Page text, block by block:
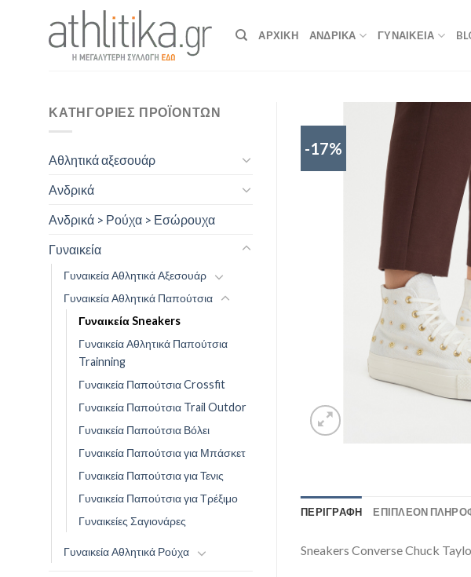
ΑΡΧΙΚΉ ΑΝΔΡΙΚΑ ΓΥΝΑΙΚΕΙΑ
ΚΑΤΗΓΟΡΊΕΣ ΠΡΟΪΌΝΤΩΝ
Αθλητικά αξεσουάρ
Ανδρικά
Ανδρικά > Ρούχα > Εσώρουχα
Γυναικεία
Γυναικεία Αθλητικά Αξεσουάρ
Γυναικεία Αθλητικά Παπούτσια
Γυναικεία Sneakers
Γυναικεία Αθλητικά Παπούτσια
Trainning
Γυναικεία Παπούτσια Crossfit
Γυναικεία Παπούτσια Trail Outdor
Γυναικεία Παπούτσια Βόλει
Γυναικεία Παπούτσια για Μπάσκετ
Γυναικεία Παπούτσια για Τενις
Γυναικεία Παπούτσια για Τρέξιμο
Γυναικείες Σαγιονάρες
Γυναικεία Αθλητικά Ρούχα
-17%
ΠΕΡΙΓΡΑΦΉ ΕΠΙΠΛΈΟΝ
Sneakers Converse Chuck